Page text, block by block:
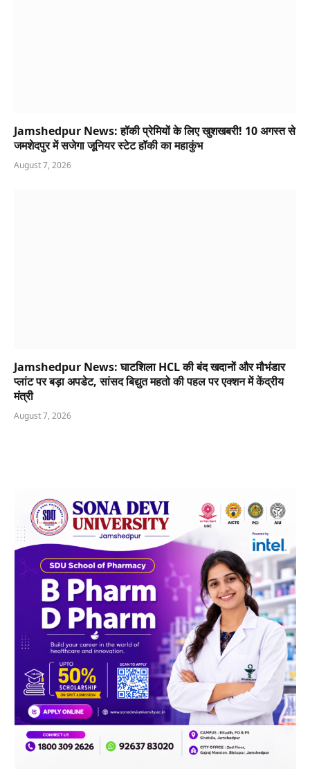
Jamshedpur News: हॉकी प्रेमियों के लिए खुशखबरी! 10 अगस्त से
जमशेदपुर में सजेगा जूनियर स्टेट हॉकी का महाकुंभ
August 7, 2026
Jamshedpur News: घाटशिला HCL की बंद खदानों और मौभंडार
प्लांट पर बड़ा अपडेट, सांसद बिद्युत महतो की पहल पर एक्शन में केंद्रीय
मंत्री
August 7, 2026